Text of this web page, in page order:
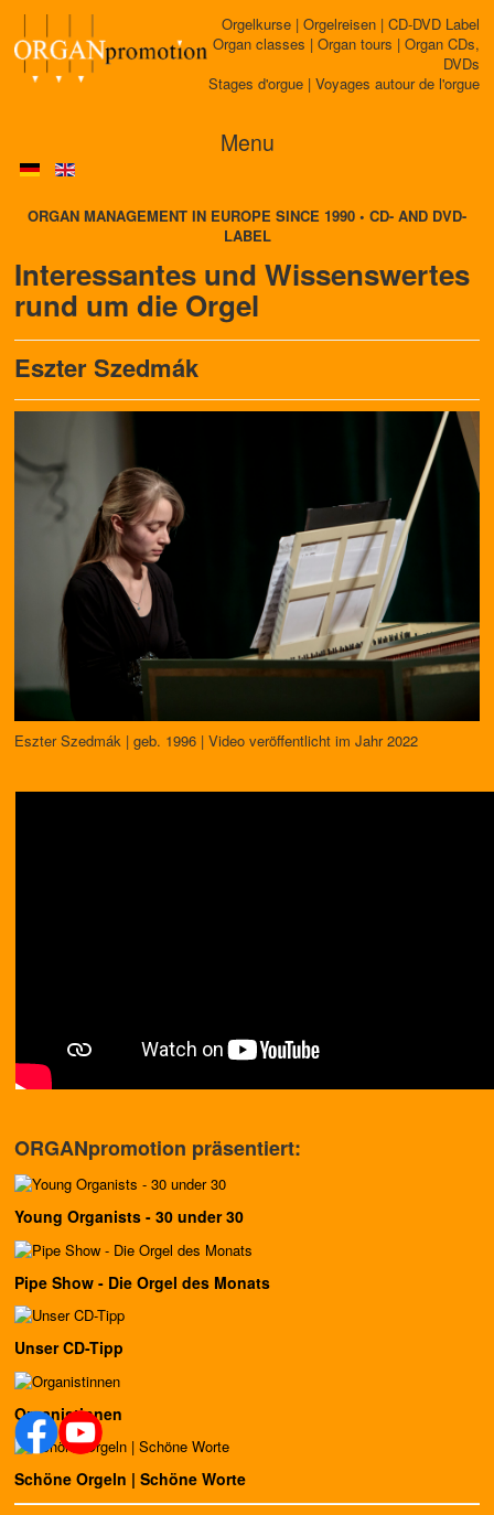
Orgelkurse | Orgelreisen | CD-DVD Label
Organ classes | Organ tours | Organ CDs,
DVDs
Stages d'orgue | Voyages autour de l'orgue
Menu
ORGAN MANAGEMENT IN EUROPE SINCE 1990 • CD- AND DVD-
LABEL
Interessantes und Wissenswertes
rund um die Orgel
Eszter Szedmák
Eszter Szedmák | geb. 1996 | Video veröffentlicht im Jahr 2022
ORGANpromotion präsentiert:
Young Organists - 30 under 30
Pipe Show - Die Orgel des Monats
Unser CD-Tipp
Organistinnen
Schöne Orgeln | Schöne Worte